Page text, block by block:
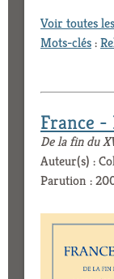
Voir toutes
Mots-clés:
France -
De la fin du
Auteur(s) :
Parution :